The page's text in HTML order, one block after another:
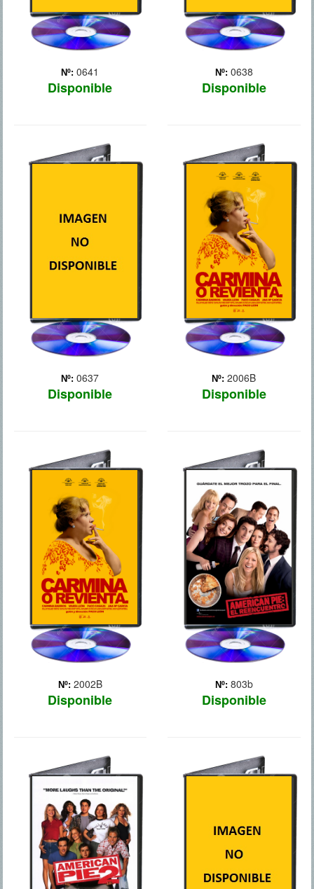
Nº: 0641
Disponible
Nº: 0638
Disponible
Nº: 0637
Disponible
Nº: 2006B
Disponible
CARMINA O
REVIENTA
Nº: 2002B
Disponible
CARMINA Y
REVIENTA
Nº: 803b
Disponible
AMERICAN PIE
- EL REENCUENTRO
Un grupo de viejos amigos
vuelven a reunirse. Jim
(Jason Biggs) y Michelle
(Alyson Hannigan) siguen
felizmente casados,
aunque hay una vecina
que se ha enamorado de
él. Además, la cinta sexu...
Más
AMERICAN PIE
2